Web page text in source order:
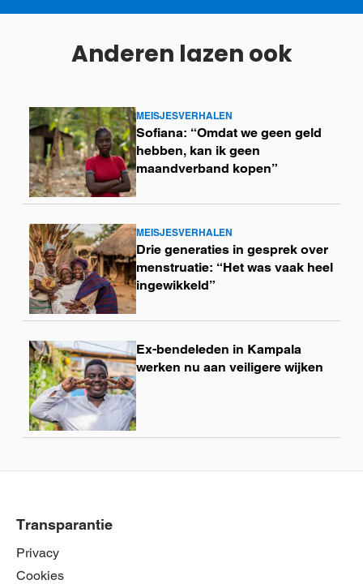
Anderen lazen ook
MEISJESVERHALEN
Sofiana: “Omdat we geen geld
hebben, kan ik geen
maandverband kopen”
Lees
meer
MEISJESVERHALEN
Drie generaties in gesprek over
menstruatie: “Het was vaak heel
ingewikkeld”
Lees
meer
Ex-bendeleden in Kampala
werken nu aan veiligere wijken
Lees
meer
Transparantie
Privacy
Cookies